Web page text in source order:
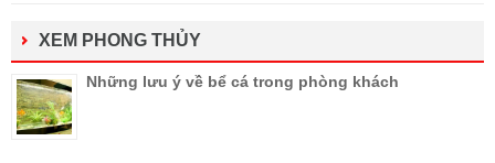
XEM PHONG THỦY
Những lưu ý về bể cá trong phòng khách